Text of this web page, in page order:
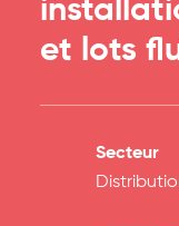
et lots
Secteur